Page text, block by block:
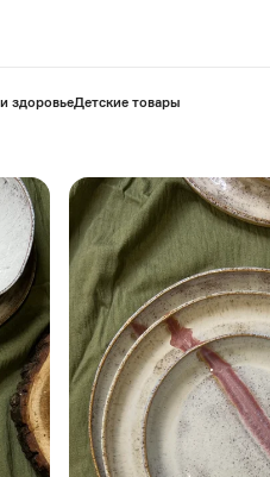
здоровье⁠Детские товары